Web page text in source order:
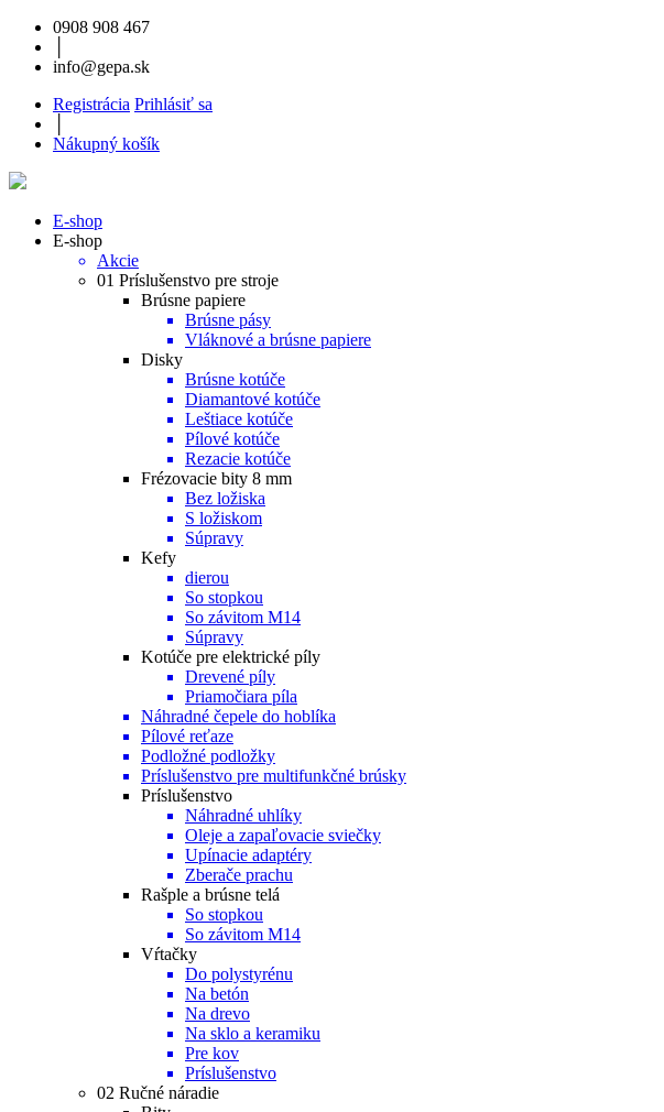
0908 908 467
info@gepa.sk
Registrácia Prihlásiť sa
Nákupný košík
E-shop
E-shop
Akcie
01 Príslušenstvo pre stroje
Brúsne papiere
Brúsne pásy
Vláknové a brúsne papiere
Disky
Brúsne kotúče
Diamantové kotúče
Leštiace kotúče
Pílové kotúče
Rezacie kotúče
Frézovacie bity 8 mm
Bez ložiska
S ložiskom
Súpravy
Kefy
dierou
So stopkou
So závitom M14
Súpravy
Kotúče pre elektrické píly
Drevené píly
Priamočiara píla
Náhradné čepele do hoblíka
Pílové reťaze
Podložné podložky
Príslušenstvo pre multifunkčné brúsky
Príslušenstvo
Náhradné uhlíky
Oleje a zapaľovacie sviečky
Upínacie adaptéry
Zberače prachu
Rašple a brúsne telá
So stopkou
So závitom M14
Vŕtačky
Do polystyrénu
Na betón
Na drevo
Na sklo a keramiku
Pre kov
Príslušenstvo
02 Ručné náradie